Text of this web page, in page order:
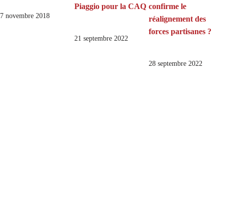
7 novembre 2018
Piaggio pour la CAQ
21 septembre 2022
confirme le
réalignement des
forces partisanes ?
28 septembre 2022